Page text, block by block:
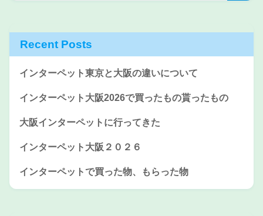
Recent Posts
インターペット東京と大阪の違いについて
インターペット大阪2026で買ったもの貰ったもの
大阪インターペットに行ってきた
インターペット大阪２０２６
インターペットで買った物、もらった物